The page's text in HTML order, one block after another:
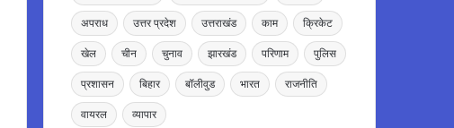
अपराध उत्तर प्रदेश उत्तराखंड काम क्रिकेट
खेल चीन चुनाव झारखंड परिणाम पुलिस
प्रशासन बिहार बॉलीवुड भारत राजनीति
वायरल व्यापार